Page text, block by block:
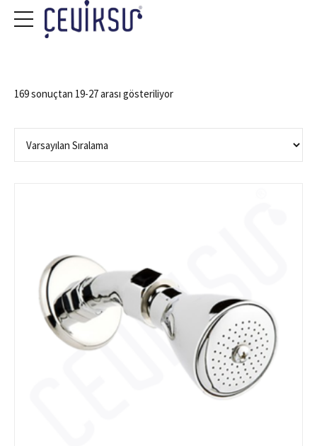
169 sonuçtan 19-27 arası gösteriliyor